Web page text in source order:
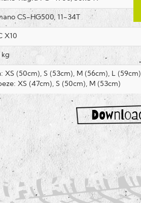
CS-HG500, 11-34T
X10
kg
XS (50cm), S (53cm), M (56cm), L
XS (47cm), S (50cm), M (53cm)